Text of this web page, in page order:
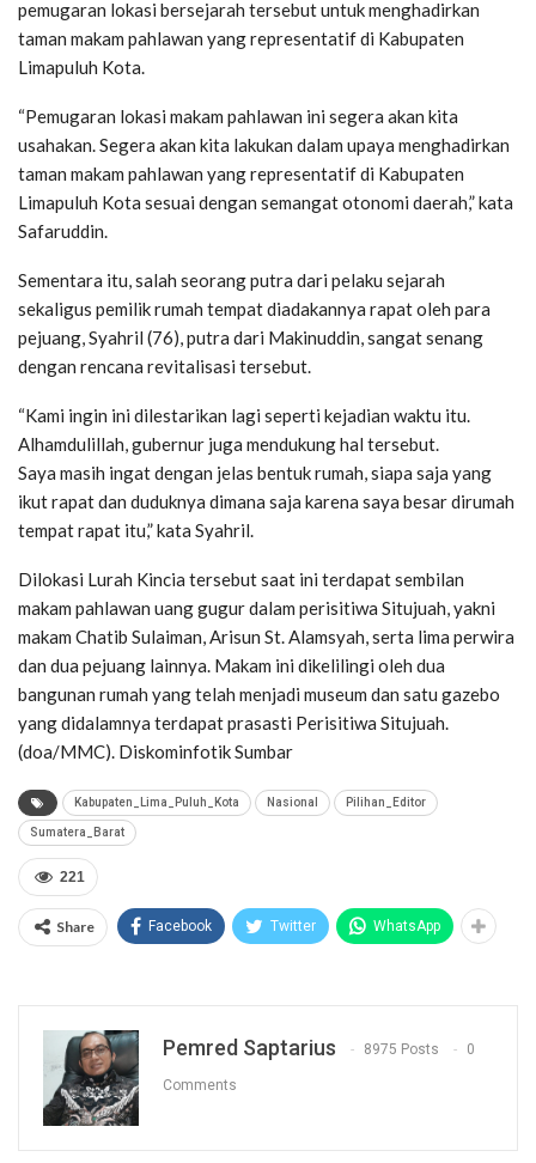
pemugaran lokasi bersejarah tersebut untuk menghadirkan
taman makam pahlawan yang representatif di Kabupaten
Limapuluh Kota.
“Pemugaran lokasi makam pahlawan ini segera akan kita
usahakan. Segera akan kita lakukan dalam upaya menghadirkan
taman makam pahlawan yang representatif di Kabupaten
Limapuluh Kota sesuai dengan semangat otonomi daerah,” kata
Safaruddin.
Sementara itu, salah seorang putra dari pelaku sejarah
sekaligus pemilik rumah tempat diadakannya rapat oleh para
pejuang, Syahril (76), putra dari Makinuddin, sangat senang
dengan rencana revitalisasi tersebut.
“Kami ingin ini dilestarikan lagi seperti kejadian waktu itu.
Alhamdulillah, gubernur juga mendukung hal tersebut.
Saya masih ingat dengan jelas bentuk rumah, siapa saja yang
ikut rapat dan duduknya dimana saja karena saya besar dirumah
tempat rapat itu,” kata Syahril.
Dilokasi Lurah Kincia tersebut saat ini terdapat sembilan
makam pahlawan uang gugur dalam perisitiwa Situjuah, yakni
makam Chatib Sulaiman, Arisun St. Alamsyah, serta lima perwira
dan dua pejuang lainnya. Makam ini dikelilingi oleh dua
bangunan rumah yang telah menjadi museum dan satu gazebo
yang didalamnya terdapat prasasti Perisitiwa Situjuah.
(doa/MMC). Diskominfotik Sumbar
Kabupaten_Lima_Puluh_Kota Nasional Pilihan_Editor
Sumatera_Barat
221
Share Facebook Twitter WhatsApp
Pemred Saptarius 8975 Posts 0
Comments